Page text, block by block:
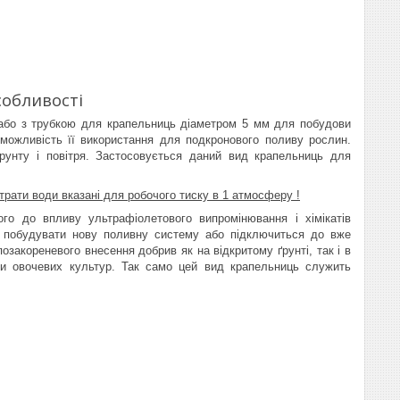
з трубкою для крапельниць діаметром 5 мм для побудови
її використання для подкронового поливу рослин.
і повітря. Застосовується даний вид крапельниць для
води вказані для робочого тиску в 1 атмосферу !
до впливу ультрафіолетового випромінювання і хімікатів
побудувати нову поливну систему або підключиться до вже
внесення добрив як на відкритому ґрунті, так і в
овочевих культур. Так само цей вид крапельниць служить